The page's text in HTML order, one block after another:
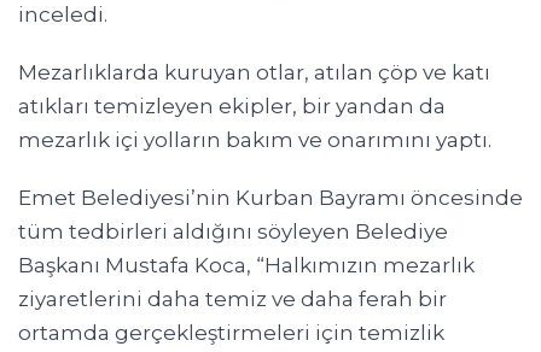
inceledi.
Mezarlıklarda kuruyan otlar, atılan çöp ve katı
atıkları temizleyen ekipler, bir yandan da
mezarlık içi yolların bakım ve onarımını yaptı.
Emet Belediyesi’nin Kurban Bayramı öncesinde
tüm tedbirleri aldığını söyleyen Belediye
Başkanı Mustafa Koca, “Halkımızın mezarlık
ziyaretlerini daha temiz ve daha ferah bir
ortamda gerçekleştirmeleri için temizlik